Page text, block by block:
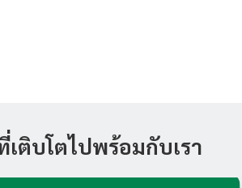
เติบโตไปพร้อมกับเรา